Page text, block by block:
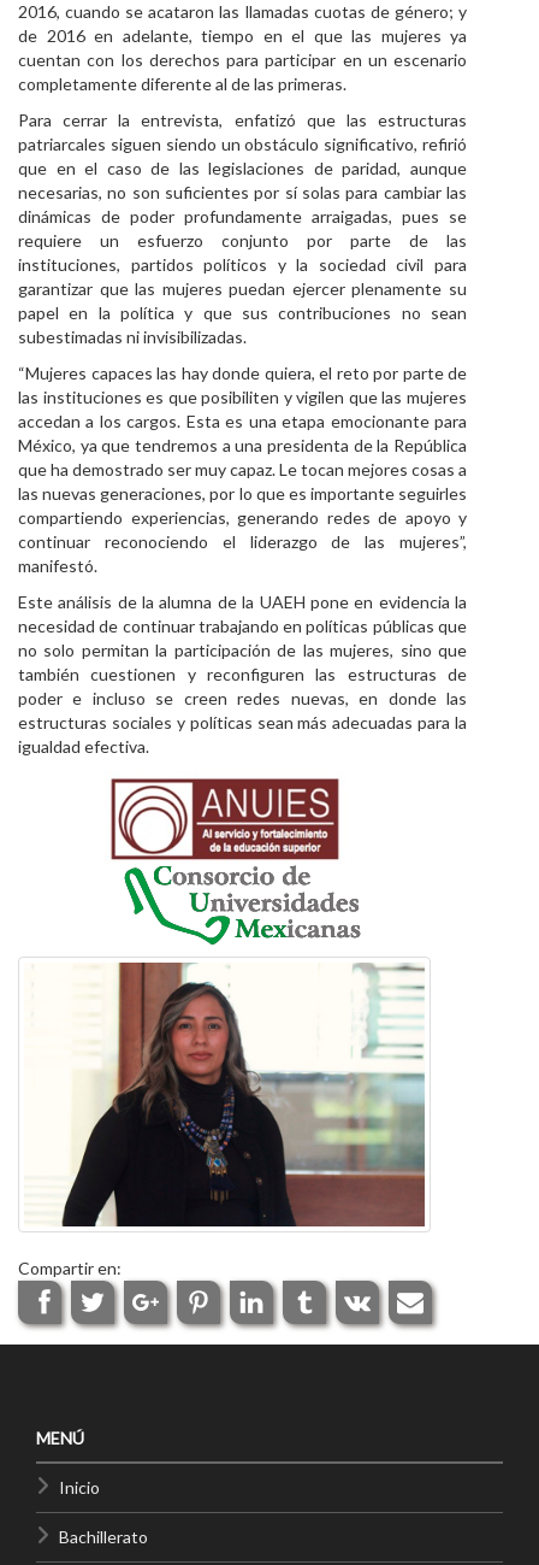
2016, cuando se acataron las llamadas cuotas de género; y
de 2016 en adelante, tiempo en el que las mujeres ya
cuentan con los derechos para participar en un escenario
completamente diferente al de las primeras.
Para cerrar la entrevista, enfatizó que las estructuras
patriarcales siguen siendo un obstáculo significativo, refirió
que en el caso de las legislaciones de paridad, aunque
necesarias, no son suficientes por sí solas para cambiar las
dinámicas de poder profundamente arraigadas, pues se
requiere un esfuerzo conjunto por parte de las
instituciones, partidos políticos y la sociedad civil para
garantizar que las mujeres puedan ejercer plenamente su
papel en la política y que sus contribuciones no sean
subestimadas ni invisibilizadas.
“Mujeres capaces las hay donde quiera, el reto por parte de
las instituciones es que posibiliten y vigilen que las mujeres
accedan a los cargos. Esta es una etapa emocionante para
México, ya que tendremos a una presidenta de la República
que ha demostrado ser muy capaz. Le tocan mejores cosas a
las nuevas generaciones, por lo que es importante seguirles
compartiendo experiencias, generando redes de apoyo y
continuar reconociendo el liderazgo de las mujeres”,
manifestó.
Este análisis de la alumna de la UAEH pone en evidencia la
necesidad de continuar trabajando en políticas públicas que
no solo permitan la participación de las mujeres, sino que
también cuestionen y reconfiguren las estructuras de
poder e incluso se creen redes nuevas, en donde las
estructuras sociales y políticas sean más adecuadas para la
igualdad efectiva.
Compartir en:
MENÚ
Inicio
Bachillerato